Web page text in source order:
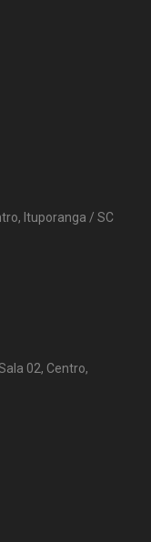
Ituporanga / SC
02, Centro,